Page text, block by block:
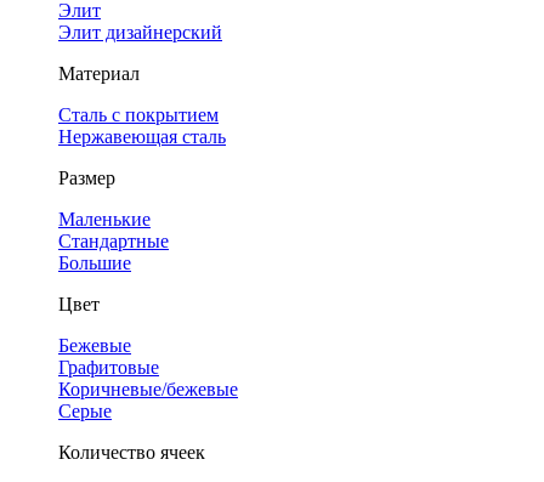
Элит
Элит дизайнерский
Материал
Сталь с покрытием
Нержавеющая сталь
Размер
Маленькие
Стандартные
Большие
Цвет
Бежевые
Графитовые
Коричневые/бежевые
Серые
Количество ячеек